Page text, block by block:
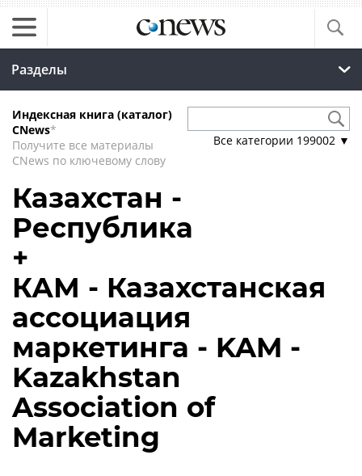
Разделы
Индексная книга (каталог)
CNews*
Получите все материалы
CNews по ключевому слову
Все категории 199002 ▼
Казахстан -
Республика
+
КАМ - Казахстанская
ассоциация
маркетинга - KAM -
Kazakhstan
Association of
Marketing